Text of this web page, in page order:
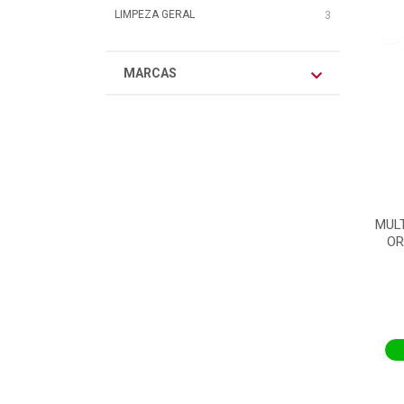
LIMPEZA GERAL 3
MARCAS